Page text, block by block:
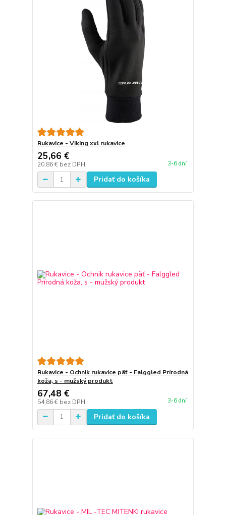
Rukavice - Viking xxl rukavice
25,66 €
20,86 € bez DPH 3-6 dní
Pridať do košíka
Rukavice - Ochnik rukavice päť - Falggled Prírodná
koža, s - mužský produkt
67,48 €
54,86 € bez DPH 3-6 dní
Pridať do košíka